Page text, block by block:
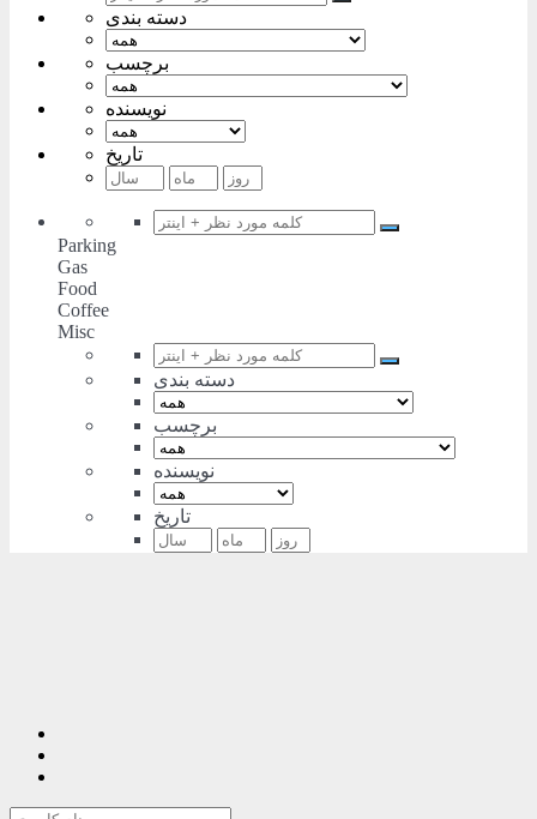
دسته بندی
برچسب
نویسنده
تاریخ
Parking
Gas
Food
Coffee
Misc
دسته بندی
برچسب
نویسنده
تاریخ